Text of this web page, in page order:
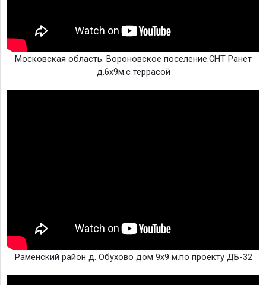
Московская область. Вороновское поселение.СНТ Ранет
д.6х9м.с террасой
Раменский район д. Обухово дом 9х9 м.по проекту ДБ-32